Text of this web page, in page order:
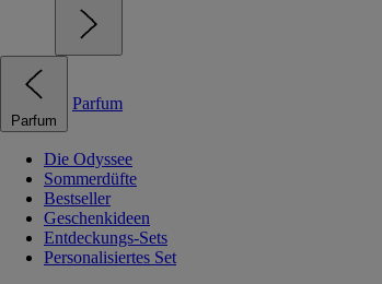
Parfum
Parfum
Die Odyssee
Sommerdüfte
Bestseller
Geschenkideen
Entdeckungs-Sets
Personalisiertes Set